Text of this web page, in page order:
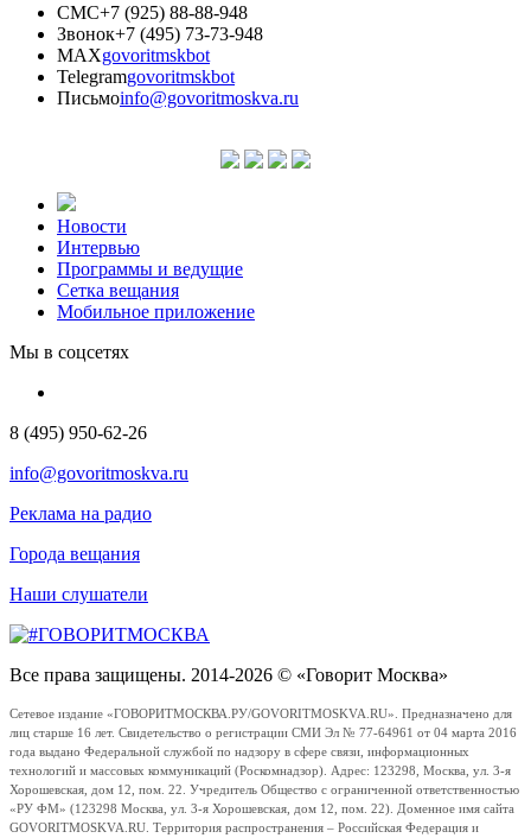
СМС+7 (925) 88-88-948
Звонок+7 (495) 73-73-948
MAXgovoritmskbot
Telegramgovoritmskbot
Письмоinfo@govoritmoskva.ru
Новости
Интервью
Программы и ведущие
Сетка вещания
Мобильное приложение
Мы в соцсетях
8 (495) 950-62-26
info@govoritmoskva.ru
Реклама на радио
Города вещания
Наши слушатели
Все права защищены. 2014-2026 © «Говорит Москва»
Сетевое издание «ГОВОРИТМОСКВА.РУ/GOVORITMOSKVA.RU». Предназначено для
лиц старше 16 лет. Свидетельство о регистрации СМИ Эл № 77-64961 от 04 марта 2016
года выдано Федеральной службой по надзору в сфере связи, информационных
технологий и массовых коммуникаций (Роскомнадзор). Адрес: 123298, Москва, ул. 3-я
Хорошевская, дом 12, пом. 22. Учредитель Общество с ограниченной ответственностью
«РУ ФМ» (123298 Москва, ул. 3-я Хорошевская, дом 12, пом. 22). Доменное имя сайта
GOVORITMOSKVA.RU. Территория распространения – Российская Федерация и